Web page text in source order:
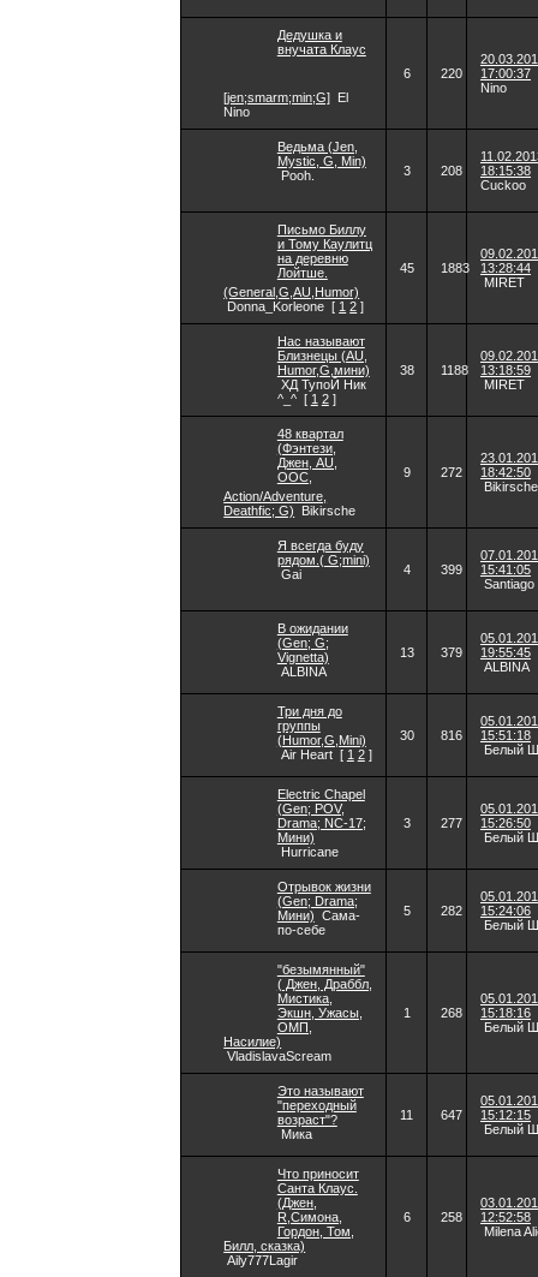
Дедушка и
внучата Клаус
[jen;smarm;min;G] El
Nino
6 220
17:00:37
Nino
Ведьма (Jen,
Mystic, G, Min)
Pooh.
3 208
18:15:38
Cuckoo
Письмо Биллу
и Тому Каулитц
на деревню
Лойтше.
(General,G,AU,Humor)
Donna_Korleone [ 1 2 ]
45 1883
13:28:44
MIRET
Нас называют
Близнецы (AU,
Humor,G,мини)
ХД ТупоЙ Ник
^_^ [ 1 2 ]
38 1188
13:18:59
MIRET
48 квартал
(Фэнтези,
Джен, AU,
OOC,
Action/Adventure,
Deathfic; G)
Bikirsche
9 272
18:42:50
Bikirsche
Я всегда буду
рядом.( G;mini)
Gai
4 399
15:41:05
Santiago
В ожидании
(Gen; G;
Vignetta)
ALBINA
13 379
19:55:45
ALBINA
Три дня до
группы
(Humor,G,Mini)
Air Heart [ 1 2 ]
30 816
15:51:18
Белый
Electric Chapel
(Gen; POV,
Drama; NC-17;
Мини)
Hurricane
3 277
15:26:50
Белый
Отрывок жизни
(Gen; Drama;
Мини) Сама-
по-себе
5 282
15:24:06
Белый
"безымянный"
( Джен, Драббл,
Мистика,
Экшн, Ужасы,
ОМП,
Насилие)
VladislavaScream
1 268
15:18:16
Белый
Это называют
"переходный
возраст"?
Мика
11 647
15:12:15
Белый
Что приносит
Санта Клаус.
(Джен,
R,Симона,
Гордон, Том,
Билл, сказка)
Aily777Lagir
6 258
12:52:58
Milena